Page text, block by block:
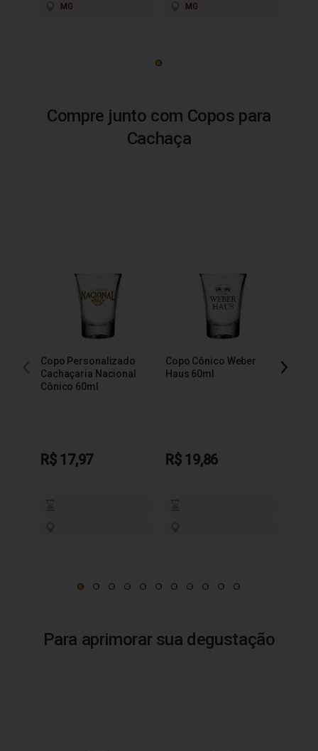
MG MG
Compre junto com Copos para
Cachaça
Copo Personalizado
Cachaçaria Nacional
Cônico 60ml
R$ 17,97
Copo Cônico Weber
Haus 60ml
R$ 19,86
Para aprimorar sua degustação